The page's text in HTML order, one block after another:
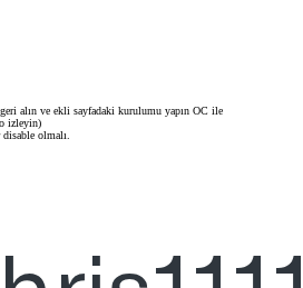
geri alın ve ekli sayfadaki kurulumu yapın OC ile
izleyin)
olmalı.